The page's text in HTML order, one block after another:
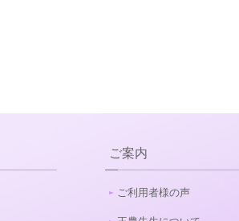
ご案内
ご利用者様の声